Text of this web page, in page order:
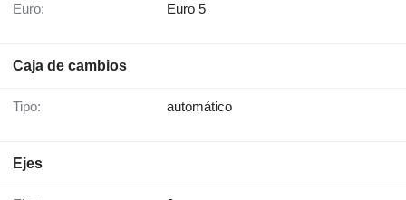
Euro: Euro 5
Caja de cambios
Tipo: automático
Ejes